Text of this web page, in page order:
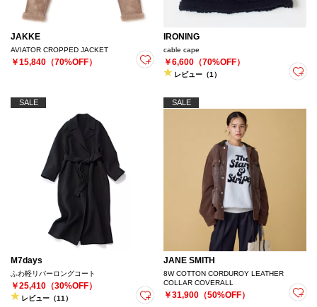
JAKKE
AVIATOR CROPPED JACKET
￥15,840（70%OFF）
IRONING
cable cape
￥6,600（70%OFF）
レビュー（1）
SALE
M7days
ふわ軽リバーロングコート
￥25,410（30%OFF）
レビュー（11）
SALE
JANE SMITH
8W COTTON CORDUROY LEATHER
COLLAR COVERALL
￥31,900（50%OFF）